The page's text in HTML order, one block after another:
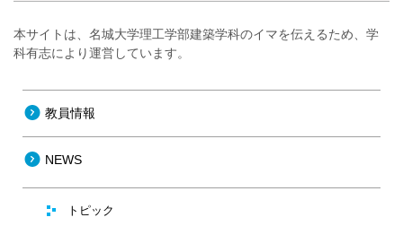
本サイトは、名城大学理工学部建築学科のイマを伝えるため、学
科有志により運営しています。
教員情報
NEWS
トピック